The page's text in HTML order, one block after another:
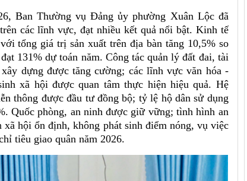
Ban Thường vụ Đảng ủy phường Xuân Lộc đã
các lĩnh vực, đạt nhiều kết quả nổi bật. Kinh tế
tổng giá trị sản xuất trên địa bàn tăng 10,5% so
131% dự toán năm. Công tác quản lý đất đai, tài
dựng được tăng cường; các lĩnh vực văn hóa -
xã hội được quan tâm thực hiện hiệu quả. Hệ
thông được đầu tư đồng bộ; tỷ lệ hộ dân sử dụng
Quốc phòng, an ninh được giữ vững; tình hình an
hội ổn định, không phát sinh điểm nóng, vụ việc
tiêu giao quân năm 2026.